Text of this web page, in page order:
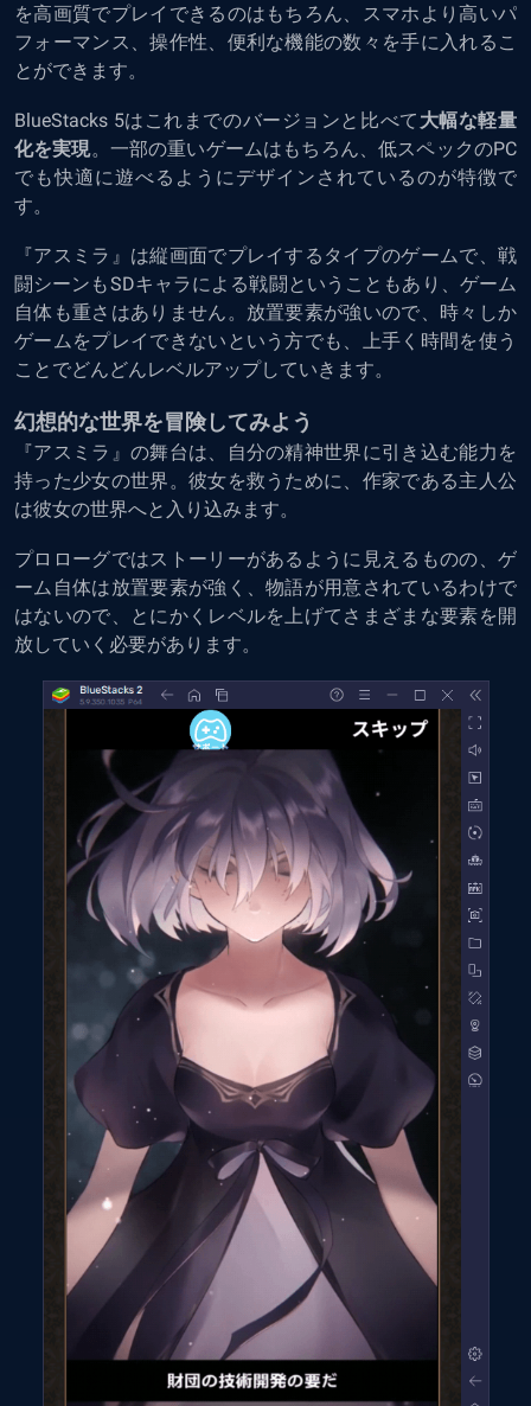
を高画質でプレイできるのはもちろん、スマホより高いパ
フォーマンス、操作性、便利な機能の数々を手に入れるこ
とができます。
BlueStacks 5はこれまでのバージョンと比べて 大幅な軽量
化を実現。一部の重いゲームはもちろん、低スペックのPC
でも快適に遊べるようにデザインされているのが特徴で
す。
『アスミラ』は縦画面でプレイするタイプのゲームで、戦
闘シーンもSDキャラによる戦闘ということもあり、ゲーム
自体も重さはありません。放置要素が強いので、時々しか
ゲームをプレイできないという方でも、上手く時間を使う
ことでどんどんレベルアップしていきます。
幻想的な世界を冒険してみよう
『アスミラ』の舞台は、自分の精神世界に引き込む能力を
持った少女の世界。彼女を救うために、作家である主人公
は彼女の世界へと入り込みます。
プロローグではストーリーがあるように見えるものの、ゲ
ーム自体は放置要素が強く、物語が用意されているわけで
はないので、とにかくレベルを上げてさまざまな要素を開
放していく必要があります。